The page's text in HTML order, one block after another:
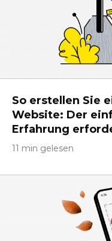
So erstellen Sie
Website: Der
Erfahrung
11 min gelesen